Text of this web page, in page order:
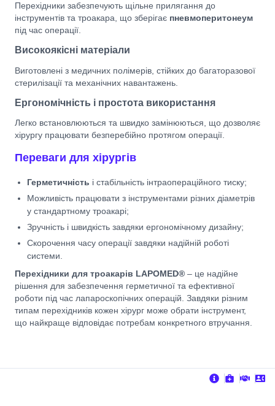
Перехідники забезпечують щільне прилягання до
інструментів та троакара, що зберігає пневмоперитонеум
під час операції.
Високоякісні матеріали
Виготовлені з медичних полімерів, стійких до багаторазової
стерилізації та механічних навантажень.
Ергономічність і простота використання
Легко встановлюються та швидко замінюються, що дозволяє
хірургу працювати безперебійно протягом операції.
Переваги для хірургів
Герметичність і стабільність інтраопераційного тиску;
Можливість працювати з інструментами різних діаметрів
у стандартному троакарі;
Зручність і швидкість завдяки ергономічному дизайну;
Скорочення часу операції завдяки надійній роботі
системи.
Перехідники для троакарів LAPOMED® – це надійне
рішення для забезпечення герметичної та ефективної
роботи під час лапароскопічних операцій. Завдяки різним
типам перехідників кожен хірург може обрати інструмент,
що найкраще відповідає потребам конкретного втручання.